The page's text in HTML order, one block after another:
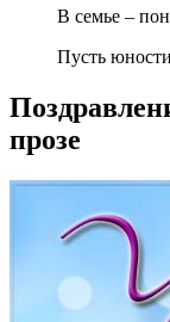
В семье –
Пусть
прозе